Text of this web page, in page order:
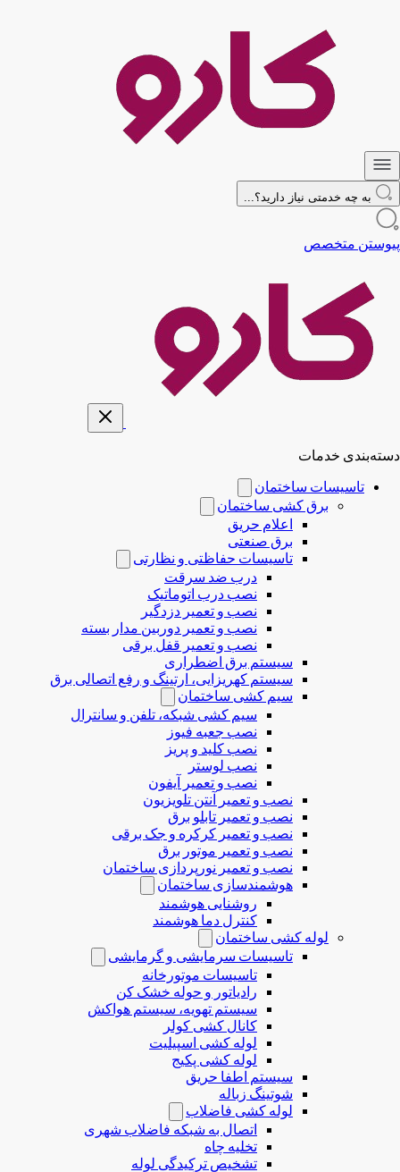
به چه خدمتی نیاز دارید؟...
پیوستن متخصص
دسته‌بندی خدمات
تاسیسات ساختمان
برق کشی ساختمان
اعلام حریق
برق صنعتی
تاسیسات حفاظتی و نظارتی
درب ضد سرقت
نصب درب‌ اتوماتیک
نصب و تعمیر دزدگیر
نصب و تعمیر دوربین مدار بسته
نصب و تعمیر قفل برقی
سیستم برق اضطراری
سیستم کهریزایی، ارتینگ و رفع اتصالی برق
سیم کشی ساختمان
سیم کشی شبکه، تلفن و سانترال
نصب جعبه فیوز
نصب کلید و پریز
نصب لوستر
نصب و تعمیر آیفون
نصب و تعمیر آنتن تلویزیون
نصب و تعمیر تابلو برق
نصب و تعمیر کرکره و جک برقی
نصب و تعمیر موتور برق
نصب و تعمیر نورپردازی ساختمان
هوشمندسازی ساختمان
روشنایی هوشمند
کنترل دما هوشمند
لوله کشی ساختمان
تاسیسات سرمایشی و گرمایشی
تاسیسات موتورخانه
رادیاتور و حوله خشک کن
سیستم تهویه، سیستم هواکش
کانال کشی کولر
لوله کشی اسپیلیت
لوله کشی پکیج
سیستم اطفا حریق
شوتینگ زباله
لوله كشی فاضلاب
اتصال به شبکه فاضلاب شهری
تخلیه چاه
تشخیص ترکیدگی لوله